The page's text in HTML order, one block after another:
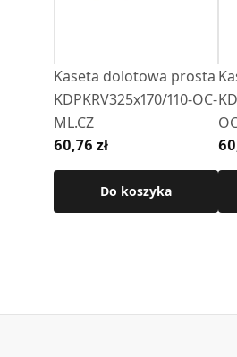
Kaseta dolotowa prosta
KDPKRV325x170/110-OC-
ML.CZ
60,76 zł
Do koszyka